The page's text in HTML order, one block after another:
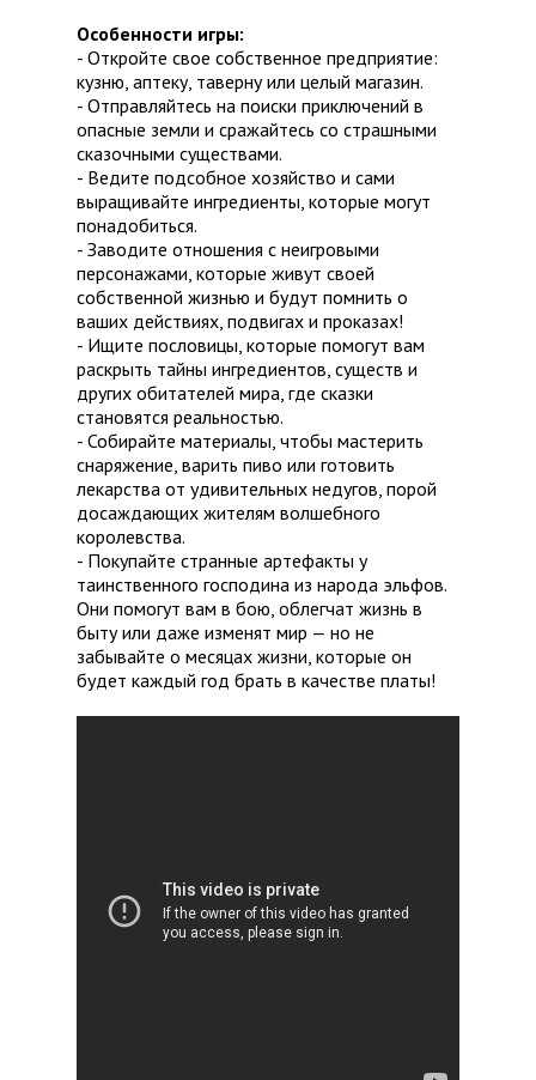
Особенности игры:
- Откройте свое собственное предприятие:
кузню, аптеку, таверну или целый магазин.
- Отправляйтесь на поиски приключений в
опасные земли и сражайтесь со страшными
сказочными существами.
- Ведите подсобное хозяйство и сами
выращивайте ингредиенты, которые могут
понадобиться.
- Заводите отношения с неигровыми
персонажами, которые живут своей
собственной жизнью и будут помнить о
ваших действиях, подвигах и проказах!
- Ищите пословицы, которые помогут вам
раскрыть тайны ингредиентов, существ и
других обитателей мира, где сказки
становятся реальностью.
- Собирайте материалы, чтобы мастерить
снаряжение, варить пиво или готовить
лекарства от удивительных недугов, порой
досаждающих жителям волшебного
королевства.
- Покупайте странные артефакты у
таинственного господина из народа эльфов.
Они помогут вам в бою, облегчат жизнь в
быту или даже изменят мир — но не
забывайте о месяцах жизни, которые он
будет каждый год брать в качестве платы!